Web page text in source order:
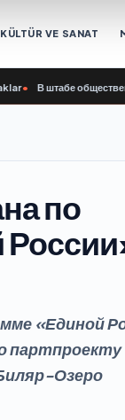
KÜLTÜR VE SANAT
В штабе общественной
по
«Единой
партпроекту
Озеро